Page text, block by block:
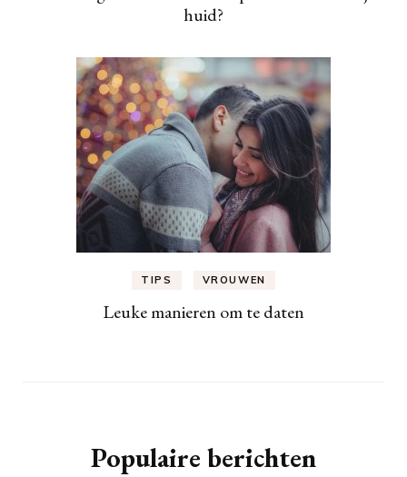
huid?
TIPS VROUWEN
Leuke manieren om te daten
Populaire berichten